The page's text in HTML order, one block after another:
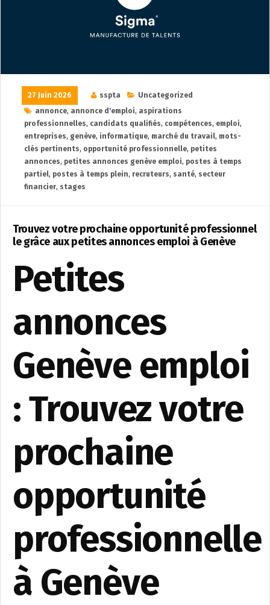
27 Juin 2026 sspta
Uncategorized
annonce, annonce d'emploi, aspirations
professionnelles, candidats qualifiés, compétences, emploi,
entreprises, genève, informatique, marché du travail, mots-
clés pertinents, opportunité professionnelle, petites
annonces, petites annonces genève emploi, postes à temps
partiel, postes à temps plein, recruteurs, santé, secteur
financier, stages
Trouvez votre prochaine opportunité professionnel
le grâce aux petites annonces emploi à Genève
Petites
annonces
Genève emploi
: Trouvez votre
prochaine
opportunité
professionnelle
à Genève